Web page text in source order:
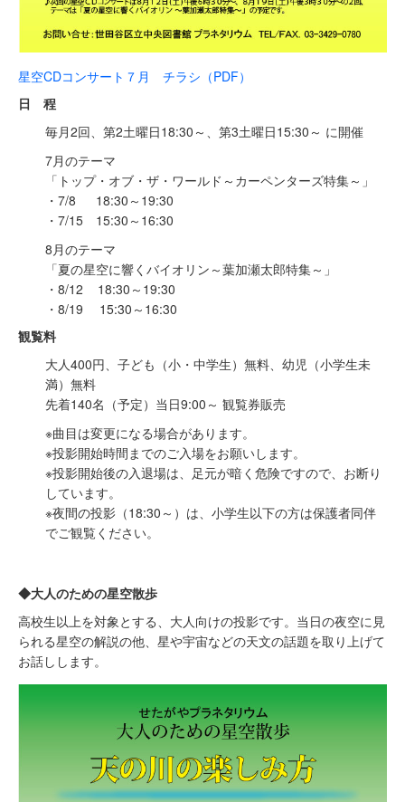
星空CDコンサート７月 チラシ（PDF）
日 程
毎月2回、第2土曜日18:30～、第3土曜日15:30～ に開催
7月のテーマ
「トップ・オブ・ザ・ワールド～カーペンターズ特集～」
・7/8 18:30～19:30
・7/15 15:30～16:30
8月のテーマ
「夏の星空に響くバイオリン～葉加瀬太郎特集～」
・8/12 18:30～19:30
・8/19 15:30～16:30
観覧料
大人400円、子ども（小・中学生）無料、幼児（小学生未
満）無料
先着140名（予定）当日9:00～ 観覧券販売
※曲目は変更になる場合があります。
※投影開始時間までのご入場をお願いします。
※投影開始後の入退場は、足元が暗く危険ですので、お断り
しています。
※夜間の投影（18:30～）は、小学生以下の方は保護者同伴
でご観覧ください。
◆大人のための星空散歩
高校生以上を対象とする、大人向けの投影です。当日の夜空に見
られる星空の解説の他、星や宇宙などの天文の話題を取り上げて
お話しします。